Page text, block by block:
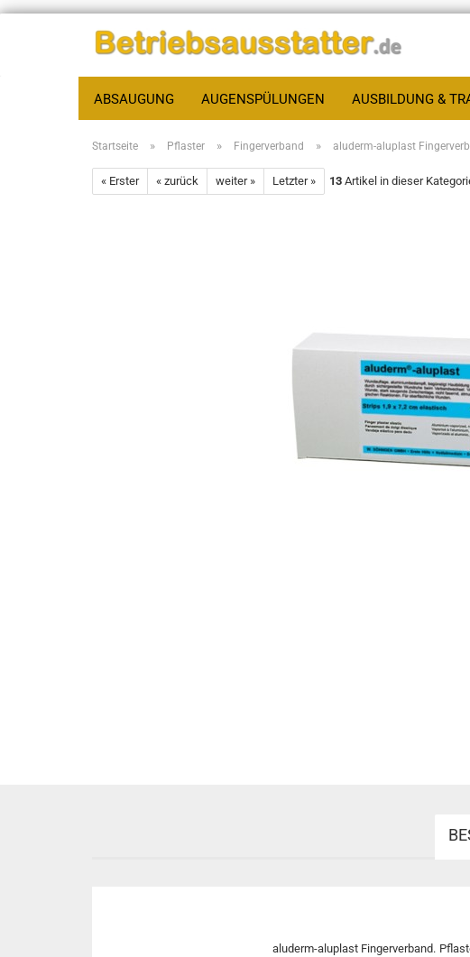
ABSAUGUNG AUGENSPÜLUNGEN AUSBILDUNG &
Startseite » Pflaster » Fingerverband » aluderm-aluplast
« Erster « zurück weiter » Letzter » 13 Artikel in dieser
aluderm-aluplast Fingerverband.